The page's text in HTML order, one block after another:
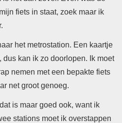
fiets in staat, zoek maar ik
het metrostation. Een kaartje
dus kan ik zo doorlopen. Ik moet
nemen met een bepakte fiets
net groot genoeg.
is maar goed ook, want ik
stations moet ik overstappen